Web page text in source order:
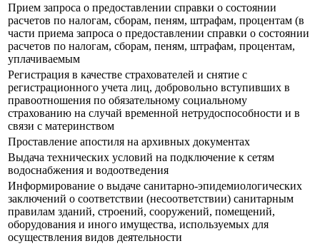
Прием запроса о предоставлении справки о состоянии
расчетов по налогам, сборам, пеням, штрафам, процентам (в
части приема запроса о предоставлении справки о состоянии
расчетов по налогам, сборам, пеням, штрафам, процентам,
уплачиваемым
Регистрация в качестве страхователей и снятие с
регистрационного учета лиц, добровольно вступивших в
правоотношения по обязательному социальному
страхованию на случай временной нетрудоспособности и в
связи с материнством
Проставление апостиля на архивных документах
Выдача технических условий на подключение к сетям
водоснабжения и водоотведения
Информирование о выдаче санитарно-эпидемиологических
заключений о соответствии (несоответствии) санитарным
правилам зданий, строений, сооружений, помещений,
оборудования и иного имущества, используемых для
осуществления видов деятельности